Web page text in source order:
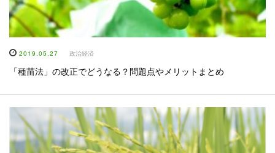
2019.05.27 政治経済
「種苗法」の改正でどうなる？問題点やメリットまとめ